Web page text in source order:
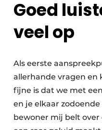
Goed
veel op
Als eerste
allerhande vragen en
fijne is dat we met
en je elkaar
bewoner mij belt